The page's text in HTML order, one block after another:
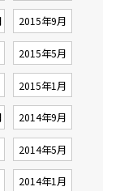
2015年9月
2015年5月
2015年1月
2014年9月
2014年5月
2014年1月